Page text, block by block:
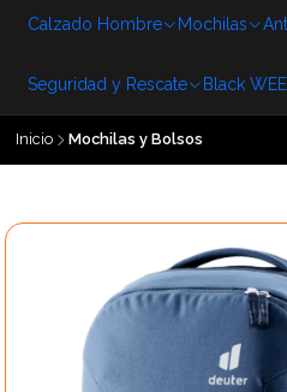
Calzado Hombre Mochilas
Seguridad y Rescate Black
Inicio Mochilas y Bolsos